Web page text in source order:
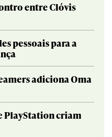
entre Clóvis
pessoais para a
adiciona Oma
PlayStation criam